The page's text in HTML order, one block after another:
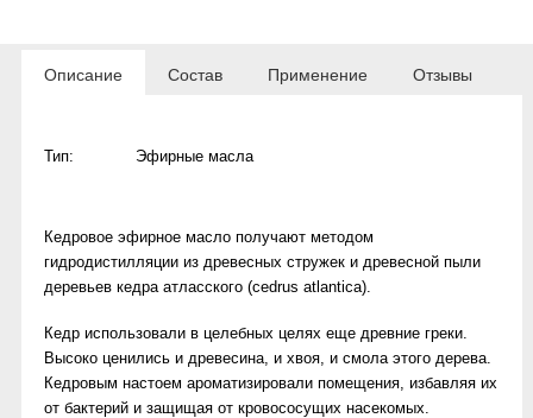
Описание Состав Применение Отзывы
Тип: Эфирные масла
Кедровое эфирное масло получают методом
гидродистилляции из древесных стружек и древесной пыли
деревьев кедрa атласского (сedrus atlantica).
Кедр использовали в целебных целях еще древние греки.
Высоко ценились и древесина, и хвоя, и смола этого дерева.
Кедровым настоем ароматизировали помещения, избавляя их
от бактерий и защищая от кровососущих насекомых.